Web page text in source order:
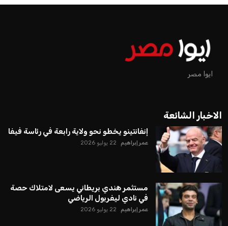
ايوا مصر
الاخبار الشائعة
إنفانتينو يخطو نحو ولاية رابعة في رئاسة فيفا
عمر إبراهيم 22 يوليو 2026
مستثمر هندي بريطاني يسعى لامتلاك حصة
في نادي ليفربول الرياضي
عمر إبراهيم 22 يوليو 2026